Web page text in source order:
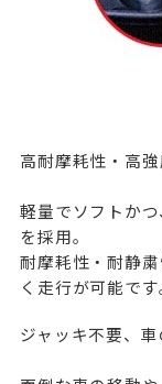
高耐摩耗性・高
軽量でソフトか
を採用。
耐摩耗性・耐静
く走行が可能です
ジャッキ不要、